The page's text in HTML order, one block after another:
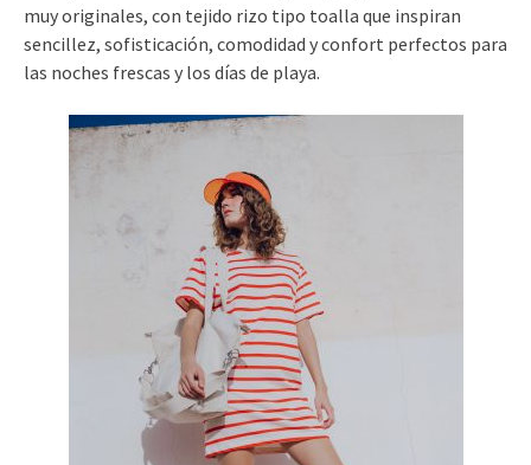
muy originales, con tejido rizo tipo toalla que inspiran
sencillez, sofisticación, comodidad y confort perfectos para
las noches frescas y los días de playa.